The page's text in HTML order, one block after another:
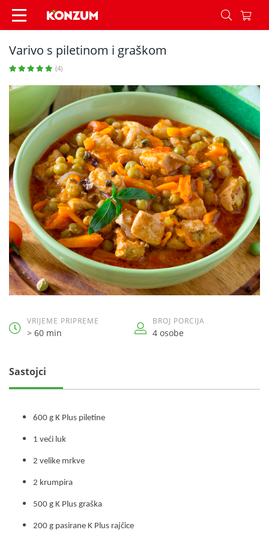
Varivo s piletinom i graškom - Recepti - Konzum
Varivo s piletinom i graškom
(4)
VRIJEME PRIPREME
> 60 min
BROJ PORCIJA
4 osobe
Sastojci
600 g K Plus piletine
1 veći luk
2 velike mrkve
2 krumpira
500 g K Plus graška
200 g pasirane K Plus rajčice